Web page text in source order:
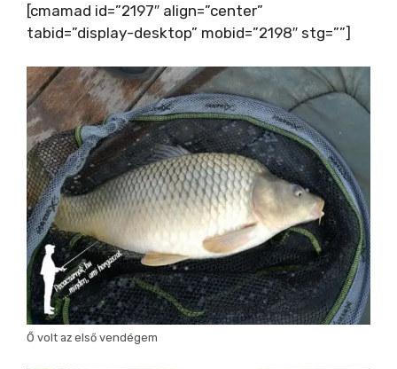
[cmamad id=”2197″ align=”center”
tabid=”display-desktop” mobid=”2198″ stg=””]
Ő volt az első vendégem